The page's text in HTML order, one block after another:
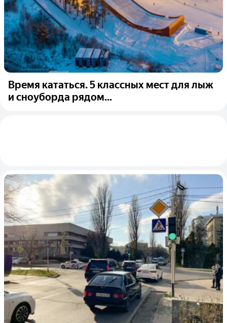
Время кататься. 5 классных мест для лыж
и сноуборда рядом...